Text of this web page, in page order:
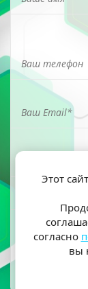
Я
Этот
согласно
вы